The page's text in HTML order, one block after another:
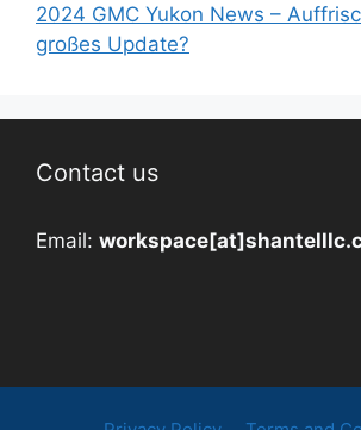
2024 GMC Yukon News –
großes Update?
Contact us
Email: